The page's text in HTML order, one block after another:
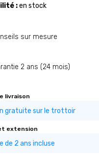
:en stock
sur mesure
2 ans (24 mois)
livraison
extension